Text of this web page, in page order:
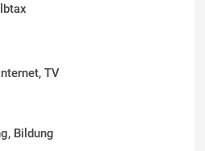
TV
Bildung